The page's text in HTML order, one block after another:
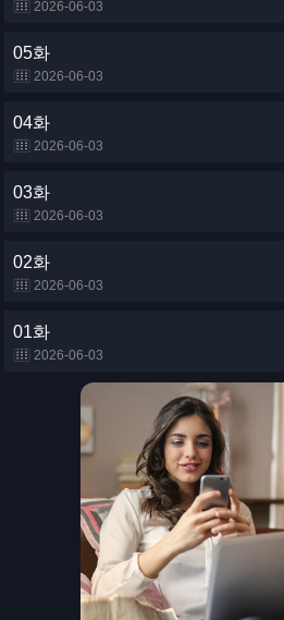
2026-06-03
05화
2026-06-03
04화
2026-06-03
03화
2026-06-03
02화
2026-06-03
01화
2026-06-03